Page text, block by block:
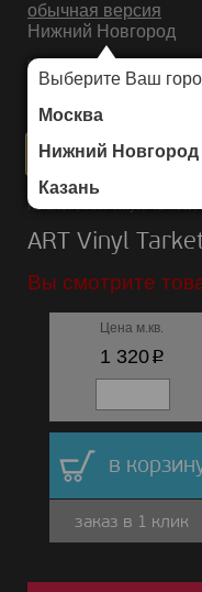
обычная версия
Нижний Новгород
Выберите Ваш
Москва
Нижний Новгород
Казань
ИНТЕРНЕТ-МАГАЗИН
Каталог/ART Vinyl/Tarkett/
ART Vinyl
Вы смотрите
Цена м.кв.
1 320p
в
заказ в 1 клик